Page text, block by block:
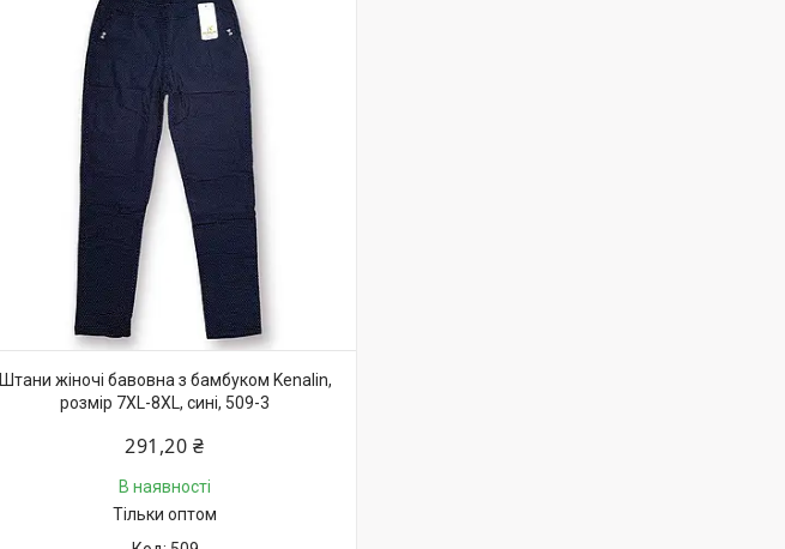
Штани жіночі бавовна з бамбуком Kenalin,
розмір 7XL-8XL, сині, 509-3
291,20 ₴
В наявності
Тільки оптом